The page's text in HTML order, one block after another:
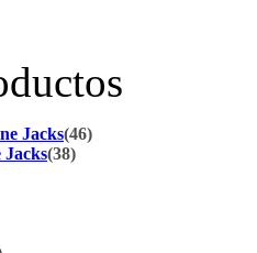
Jacks(46)
Jacks(38)